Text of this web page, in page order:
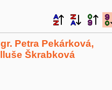
Petra Pekárková,
Škrabková